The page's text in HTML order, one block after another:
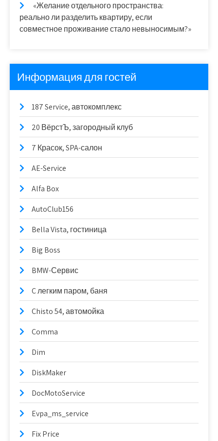
«Желание отдельного пространства:
реально ли разделить квартиру, если
совместное проживание стало невыносимым?»
Информация для гостей
187 Service, автокомплекс
20 ВёрстЪ, загородный клуб
7 Красок, SPA-салон
AE-Service
Alfa Box
AutoClub156
Bella Vista, гостиница
Big Boss
BMW-Сервис
C легким паром, баня
Chisto 54, автомойка
Comma
Dim
DiskMaker
DocMotoService
Evpa_ms_service
Fix Price